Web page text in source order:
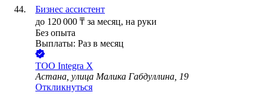
Бизнес ассистент
до 120 000 ₸ за месяц, на руки
Без опыта
Выплаты: Раз в месяц
ТОО Integra X
Астана, улица Малика Габдуллина, 19
Откликнуться